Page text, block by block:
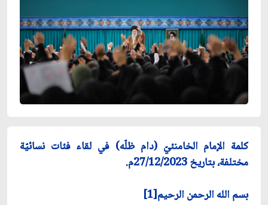
كلمة الإمام الخامنئيّ (دام ظلّه) في لقاء فئات نسائيّة
مختلفة، بتاريخ 27/12/2023م.
بسم الله الرحمن الرحيم[1]